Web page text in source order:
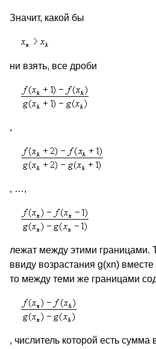
Значит, какой бы
ни взять, все дроби
,
, …,
лежат между этими границами.
ввиду возрастания g(xn)
то между теми же границами
, числитель которой есть сумма